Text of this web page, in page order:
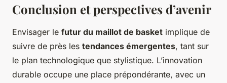
Conclusion et perspectives d’avenir
Envisager le futur du maillot de basket implique de
suivre de près les tendances émergentes, tant sur
le plan technologique que stylistique. L’innovation
durable occupe une place prépondérante, avec un